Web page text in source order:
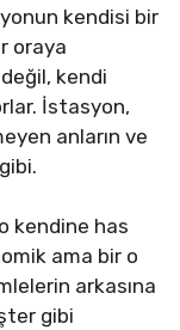
kendisi bir
oraya
kendi
İstasyon,
anların ve
kendine has
ama bir o
arkasına
gibi